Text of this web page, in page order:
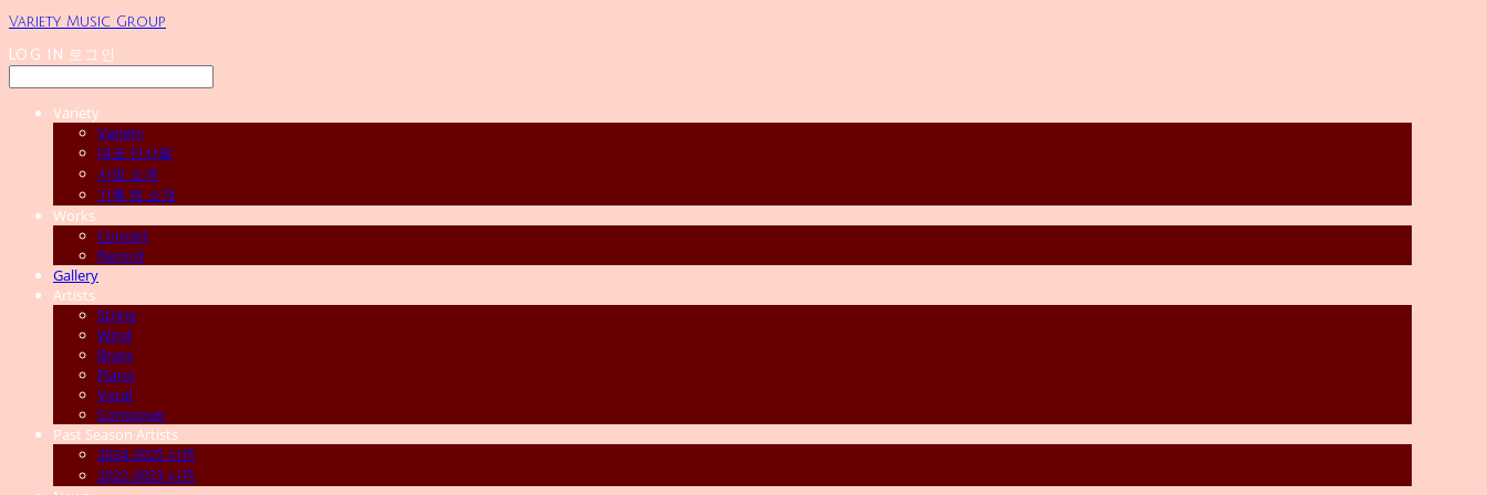
Variety Music Group
LOG IN 로그인
Variety
Variety
대표 인사말
사업 소개
기획 팀 소개
Works
Concert
Record
Gallery
Artists
String
Wind
Brass
Piano
Vocal
Composer
Past Season Artists
2024-2025 시즌
2022-2023 시즌